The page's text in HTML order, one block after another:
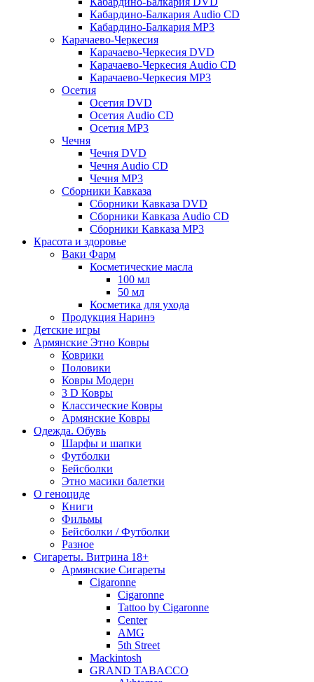
Кабардино-Балкария Audio CD
Кабардино-Балкария MP3
Карачаево-Черкесия
Карачаево-Черкесия DVD
Карачаево-Черкесия Audio CD
Карачаево-Черкесия MP3
Осетия
Осетия DVD
Осетия Audio CD
Осетия MP3
Чечня
Чечня DVD
Чечня Audio CD
Чечня MP3
Сборники Кавказа
Сборники Кавказа DVD
Сборники Кавказа Audio CD
Сборники Кавказа MP3
Красота и здоровье
Ваки Фарм
Косметические масла
100 мл
50 мл
Косметика для ухода
Продукция Наринэ
Детские игры
Армянские Этно Ковры
Коврики
Половики
Ковры Модерн
3 D Ковры
Классические Ковры
Армянские Ковры
Одежда. Обувь
Шарфы и шапки
Футболки
Бейсболки
Этно масики балетки
О геноциде
Книги
Фильмы
Бейсболки / Футболки
Разное
Сигареты. Витрина 18+
Армянские Сигареты
Cigaronne
Cigaronne
Tattoo by Cigaronne
Center
AMG
5th Street
Mackintosh
GRAND TABACCO